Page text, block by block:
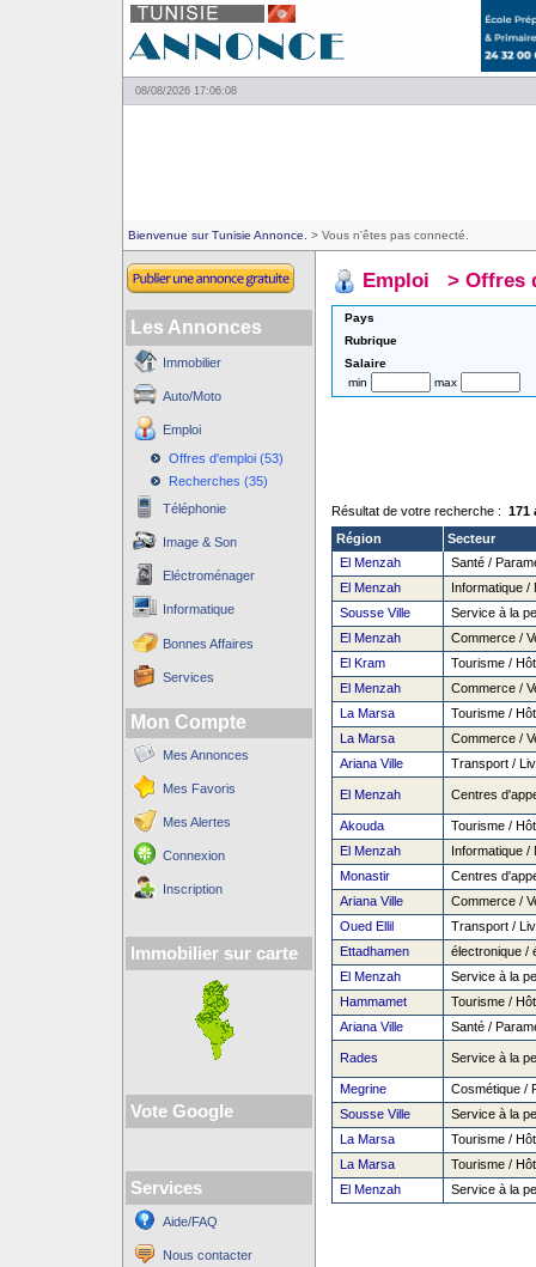
08/08/2026 17:06:08
Bienvenue sur Tunisie Annonce. > Vous n'êtes pas connecté.
Les Annonces
Immobilier
Auto/Moto
Emploi
Offres d'emploi (53)
Recherches (35)
Téléphonie
Image & Son
Eléctroménager
Informatique
Bonnes Affaires
Services
Mon Compte
Mes Annonces
Mes Favoris
Mes Alertes
Connexion
Inscription
Immobilier sur carte
Vote Google
Services
Aide/FAQ
Nous contacter
Emploi > Offres
Pays
Rubrique
Salaire
min
max
Résultat de votre recherche : 171
Région
Secteur
El Menzah
Santé /
El Menzah
Informatique /
Sousse Ville
Service à la
El Menzah
Commerce /
El Kram
Tourisme /
El Menzah
Commerce /
La Marsa
Tourisme /
La Marsa
Commerce /
Ariana Ville
Transport /
El Menzah Centres
Akouda
Tourisme /
El Menzah
Informatique /
Monastir
Centres
Ariana Ville
Commerce /
Oued Ellil
Transport /
Ettadhamen
électronique /
El Menzah
Service à la
Hammamet
Tourisme /
Ariana Ville
Santé /
Rades Service à la
Megrine
Cosmétique /
Sousse Ville
Service à la
La Marsa
Tourisme /
La Marsa
Tourisme /
El Menzah
Service à la